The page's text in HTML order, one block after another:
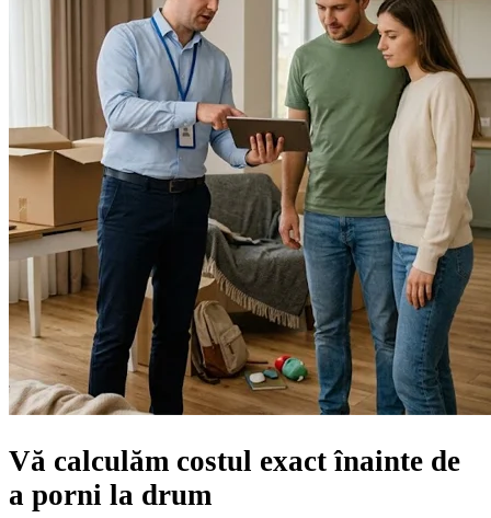
Vă calculăm costul exact înainte de
a porni la drum